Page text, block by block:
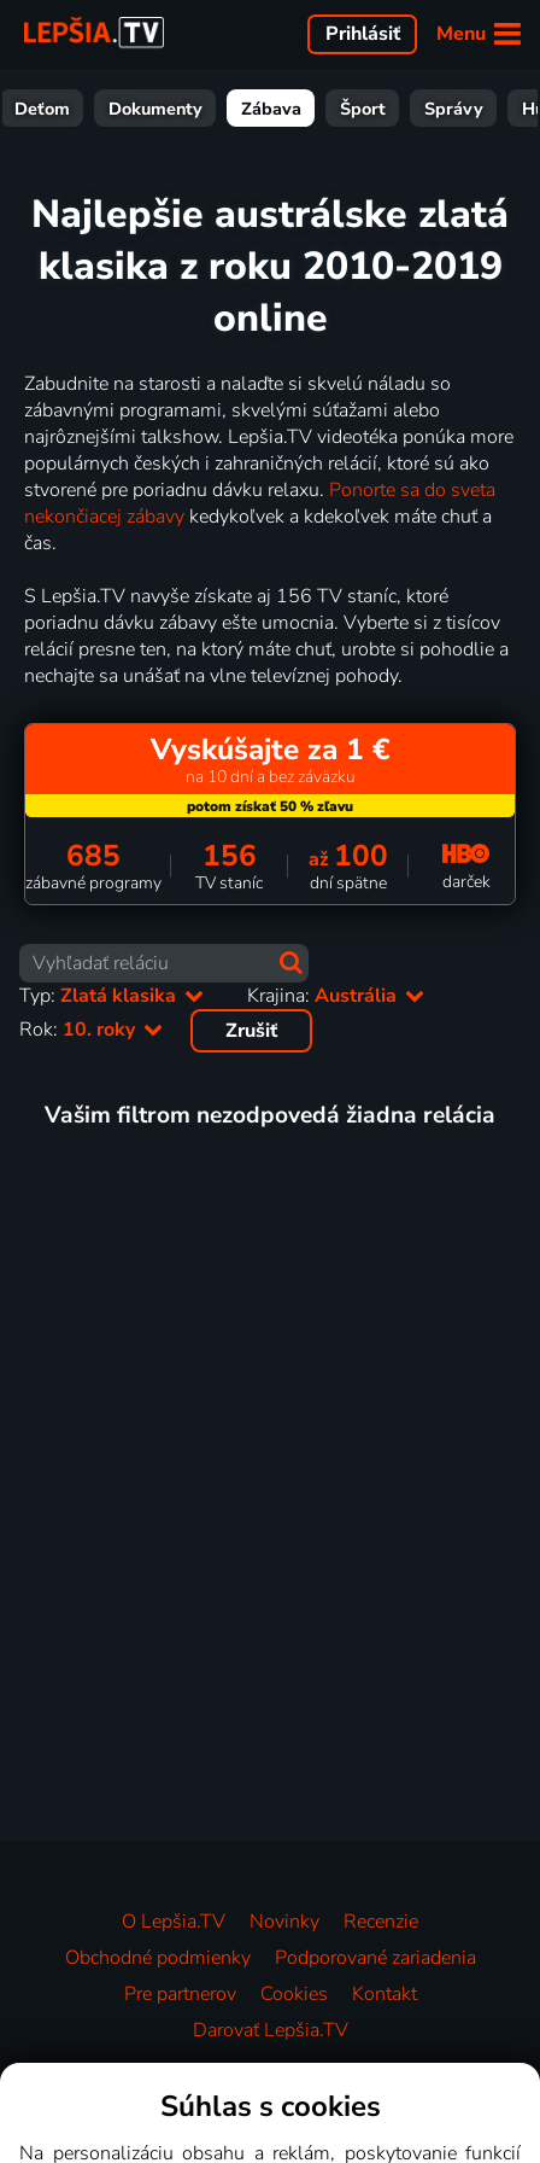
Menu
Prihlásiť
Deťom Dokumenty Zábava Šport Správy
Najlepšie austrálske zlatá
klasika z roku 2010-2019
online
Zabudnite na starosti a nalaďte si skvelú náladu so
zábavnými programami, skvelými súťažami alebo
najrôznejšími talkshow. Lepšia.TV videotéka ponúka more
populárnych českých i zahraničných relácií, ktoré sú ako
stvorené pre poriadnu dávku relaxu. Ponorte sa do sveta
nekončiacej zábavy kedykoľvek a kdekoľvek máte chuť a
čas.
S Lepšia.TV navyše získate aj 156 TV staníc, ktoré
poriadnu dávku zábavy ešte umocnia. Vyberte si z tisícov
relácií presne ten, na ktorý máte chuť, urobte si pohodlie a
nechajte sa unášať na vlne televíznej pohody.
Vyskúšajte za 1 €
na 10 dní a bez záväzku
685
zábavné programy
156
TV staníc
až 100
dní spätne darček
Typ: Zlatá klasika Krajina:Austrália
Rok: 10. roky Zrušiť
Vašim filtrom nezodpovedá žiadna relácia
O Lepšia.TV Novinky
Recenzie
Obchodné podmienky
Podporované zariadenia
Pre partnerov
Cookies
Kontakt
Darovať Lepšia.TV
Videotéka
Súhlas s cookies
Na personalizáciu obsahu a reklám, poskytovanie funkcií